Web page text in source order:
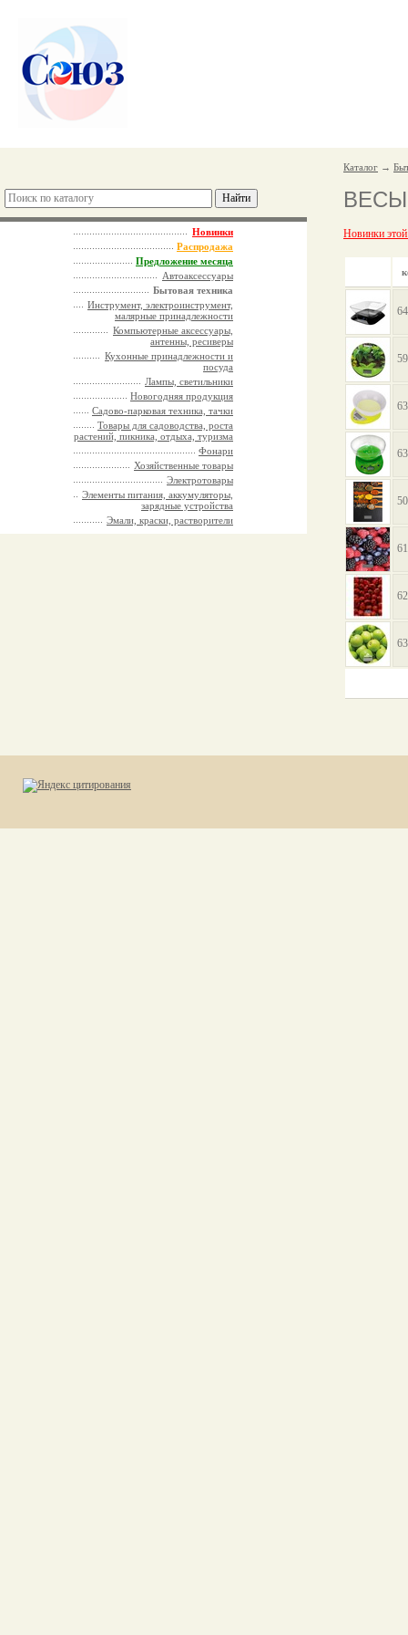
Новинки
Распродажа
Предложение месяца
Автоаксессуары
Бытовая техника
Инструмент, электроинструмент,
малярные принадлежности
Компьютерные аксессуары,
антенны, ресиверы
Кухонные принадлежности и
посуда
Лампы, светильники
Новогодняя продукция
Садово-парковая техника, тачки
Товары для садоводства, роста
растений, пикника, отдыха, туризма
Фонари
Хозяйственные товары
Электротовары
Элементы питания, аккумуляторы,
зарядные устройства
Эмали, краски, растворители
Каталог →
Новинки этой